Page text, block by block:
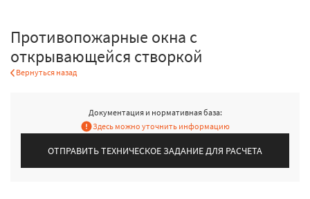
Противопожарные окна с
открывающейся створкой
Вернуться назад
Документация и нормативная база:
Здесь можно уточнить информацию
ОТПРАВИТЬ ТЕХНИЧЕСКОЕ ЗАДАНИЕ ДЛЯ РАСЧЕТА